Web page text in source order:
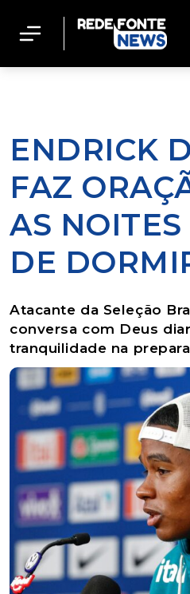
ENDRICK
FAZ
AS
DE
Atacante da Seleção
conversa com Deus
tranquilidade na